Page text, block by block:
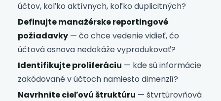
účtov, koľko aktívnych, koľko duplicitných?
Definujte manažérske reportingové
požiadavky — čo chce vedenie vidieť, čo
účtová osnova nedokáže vyprodukovať?
Identifikujte proliferáciu — kde sú informácie
zakódované v účtoch namiesto dimenzií?
Navrhnite cieľovú štruktúru — štvrtúrovňová